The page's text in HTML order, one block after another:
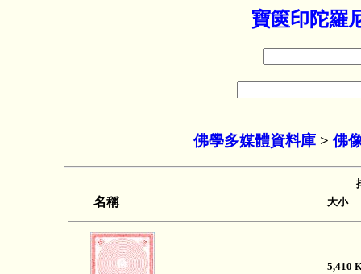
寶篋印陀羅
佛學多媒體資料庫 > 佛
名稱 大小